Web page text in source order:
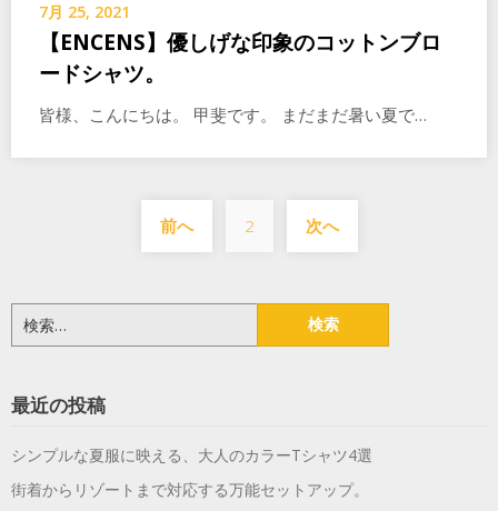
7月 25, 2021
【ENCENS】優しげな印象のコットンブロ
ードシャツ。
皆様、こんにちは。 甲斐です。 まだまだ暑い夏で…
稿
ペ
ー
り
前へ 2 次へ
索:
最近の投稿
シンプルな夏服に映える、大人のカラーTシャツ4選
街着からリゾートまで対応する万能セットアップ。